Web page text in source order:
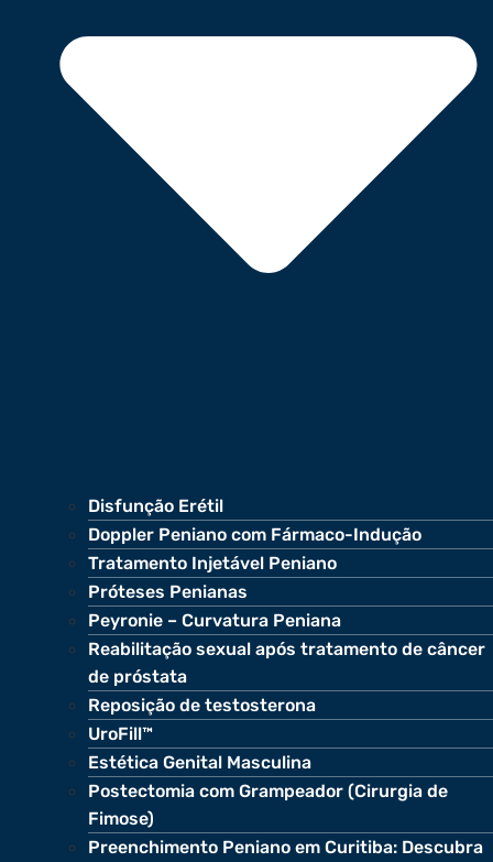
Disfunção Erétil
Doppler Peniano com Fármaco-Indução
Tratamento Injetável Peniano
Próteses Penianas
Peyronie – Curvatura Peniana
Reabilitação sexual após tratamento de câncer
de próstata
Reposição de testosterona
UroFill™
Estética Genital Masculina
Postectomia com Grampeador (Cirurgia de
Fimose)
Preenchimento Peniano em Curitiba: Descubra